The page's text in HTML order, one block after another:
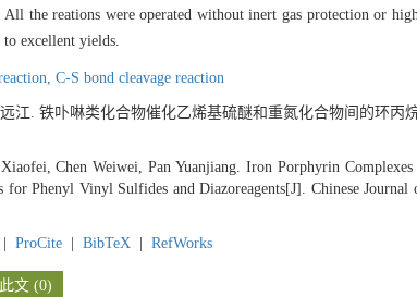
the reations were operated without inert gas protection or
excellent yields.
C-S bond cleavage reaction
江. 铁卟啉类化合物催化乙烯基硫醚和重氮化合物间的环丙
Chen Weiwei, Pan Yuanjiang. Iron Porphyrin Complexes
for Phenyl Vinyl Sulfides and Diazoreagents[J]. Chinese
ProCite BibTeX RefWorks
文 (0)